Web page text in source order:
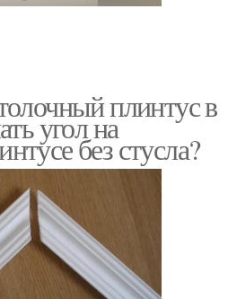
плинтус в
угол на
без стусла?